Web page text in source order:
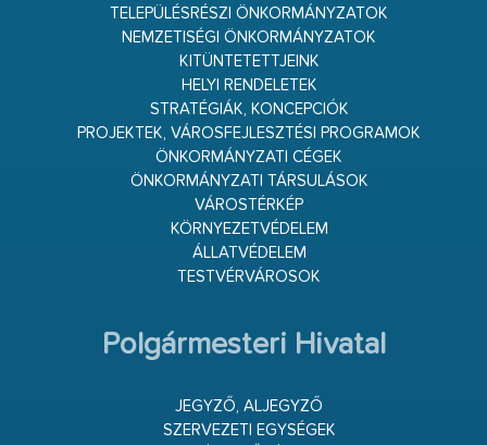
TELEPÜLÉSRÉSZI ÖNKORMÁNYZATOK
NEMZETISÉGI ÖNKORMÁNYZATOK
KITÜNTETETTJEINK
HELYI RENDELETEK
STRATÉGIÁK, KONCEPCIÓK
PROJEKTEK, VÁROSFEJLESZTÉSI PROGRAMOK
ÖNKORMÁNYZATI CÉGEK
ÖNKORMÁNYZATI TÁRSULÁSOK
VÁROSTÉRKÉP
KÖRNYEZETVÉDELEM
ÁLLATVÉDELEM
TESTVÉRVÁROSOK
Polgármesteri Hivatal
JEGYZŐ, ALJEGYZŐ
SZERVEZETI EGYSÉGEK